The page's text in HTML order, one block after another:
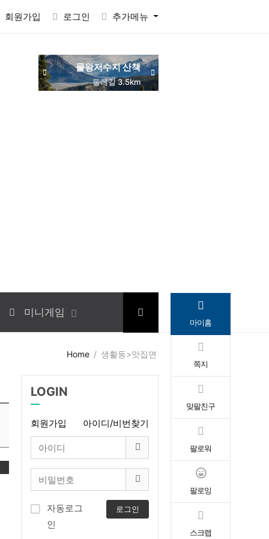
회원가입 로그인 추가메뉴
물왕저수지 산책
둘레길 3.5km
미니게임
Home 생활동>맛집면
마이홈
쪽지
맞팔친구
팔로워
팔로잉
스크랩
LOGIN
회원가입 아이디/비번찾기
자동로그
인
로그인